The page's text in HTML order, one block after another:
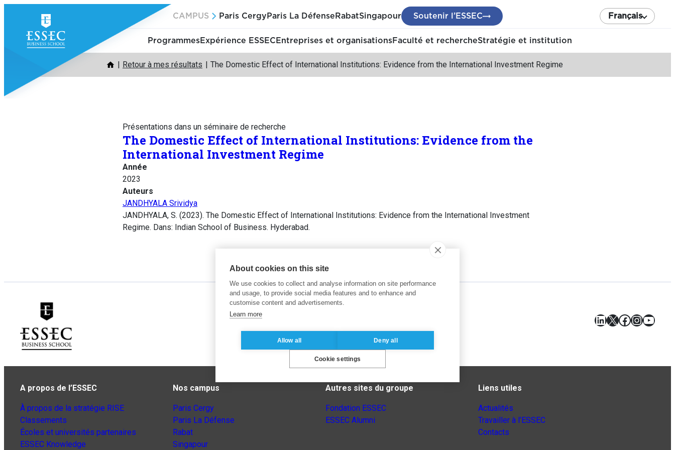
contenu
CAMPUS Paris Cergy Paris La Défense RabatSingapour Soutenir l’ESSEC Français
ProgrammesExpérience ESSEC Entreprises et organisationsFaculté et rechercheStratégie et institution
Retour à mes résultats The Domestic Effect of International Institutions: Evidence from the International Investment Regime
Présentations dans un séminaire de recherche
The Domestic Effect of International Institutions: Evidence from the
International Investment Regime
Année
2023
Auteurs
JANDHYALA Srividya
JANDHYALA, S. (2023). The Domestic Effect of International Institutions: Evidence from the International Investment
Regime. Dans: Indian School of Business. Hyderabad.
LinkedIn
X Facebook
A propos de l’ESSEC
À propos de la stratégie RISE
Classements
Écoles et universités partenaires
ESSEC Knowledge
Nos campus
Paris Cergy
Paris La Défense
Rabat
Singapour
Autres sites du groupe
Fondation ESSEC
ESSEC Alumni
Liens utiles
Actualités
Travailler à l’ESSEC
Contacts
About cookies on this site
We use cookies to collect and analyse information on site performance
and usage, to provide social media features and to enhance and
customise content and advertisements.
Learn more
Allow all Deny all
Cookie settings